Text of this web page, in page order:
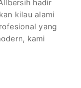
hadir
kilau alami
yang
kami